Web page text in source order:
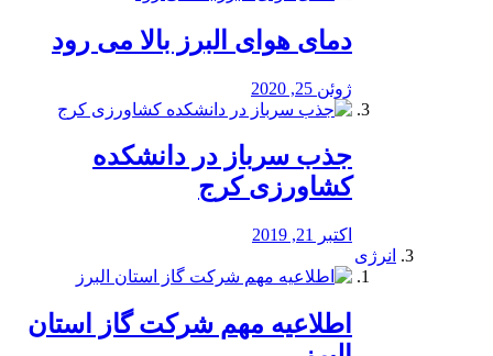
دمای هوای البرز بالا می رود
ژوئن 25, 2020
جذب سرباز در دانشکده
کشاورزی کرج
اکتبر 21, 2019
انرژی
️اطلاعیه مهم شرکت گاز استان